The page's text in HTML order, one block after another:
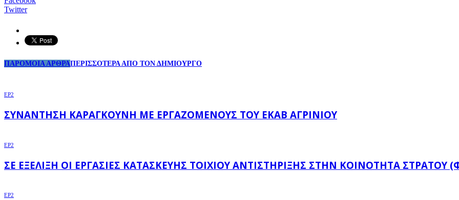
Twitter
ΠΑΡΟΜΟΙΑ ΑΡΘΡΑΠΕΡΙΣΣΟΤΕΡΑ ΑΠΟ ΤΟΝ ΔΗΜΙΟΥΡΓΟ
EP2
ΣΥΝΆΝΤΗΣΗ ΚΑΡΑΓΚΟΎΝΗ ΜΕ ΕΡΓΑΖΟΜΈΝΟΥΣ ΤΟΥ ΕΚΑΒ ΑΓΡΙΝΊΟΥ
EP2
ΣΕ ΕΞΈΛΙΞΗ OΙ ΕΡΓΑΣΊΕΣ ΚΑΤΑΣΚΕΥΉΣ ΤΟΙΧΊΟΥ ΑΝΤΙΣΤΉΡΙΞΗΣ ΣΤΗΝ ΚΟΙΝΌΤΗΤΑ ΣΤΡΆΤΟΥ
EP2